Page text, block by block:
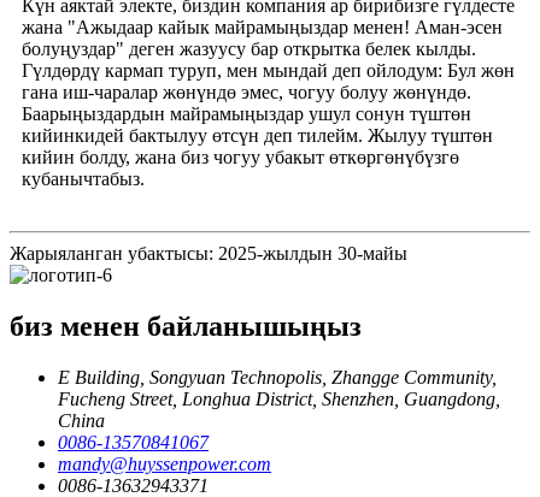
Күн аяктай электе, биздин компания ар бирибизге гүлдесте
жана "Ажыдаар кайык майрамыңыздар менен! Аман-эсен
болуңуздар" деген жазуусу бар открытка белек кылды.
Гүлдөрдү кармап туруп, мен мындай деп ойлодум: Бул жөн
гана иш-чаралар жөнүндө эмес, чогуу болуу жөнүндө.
Баарыңыздардын майрамыңыздар ушул сонун түштөн
кийинкидей бактылуу өтсүн деп тилейм. Жылуу түштөн
кийин болду, жана биз чогуу убакыт өткөргөнүбүзгө
кубанычтабыз.
Жарыяланган убактысы: 2025-жылдын 30-майы
биз менен байланышыңыз
E Building, Songyuan Technopolis, Zhangge Community,
Fucheng Street, Longhua District, Shenzhen, Guangdong,
China
0086-13570841067
mandy@huyssenpower.com
0086-13632943371